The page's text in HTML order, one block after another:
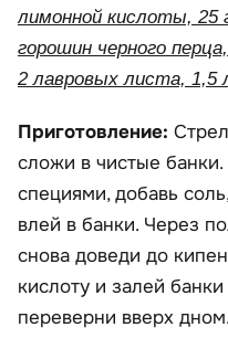
лимонной кислоты, 25
горошин черного
2 лавровых листа, 1,5
Приготовление:
сложи в чистые
специями, добавь
влей в банки. Через
снова доведи до
кислоту и залей
переверни вверх дном.